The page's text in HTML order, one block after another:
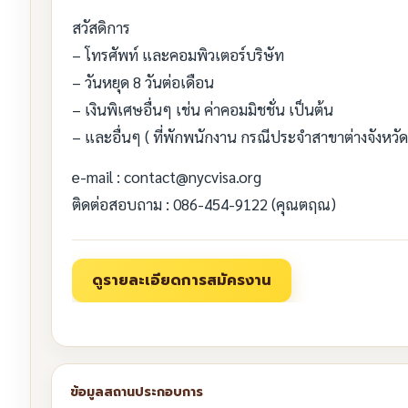
สวัสดิการ
– โทรศัพท์ และคอมพิวเตอร์บริษัท
– วันหยุด 8 วันต่อเดือน
– เงินพิเศษอื่นๆ เช่น ค่าคอมมิชชั่น เป็นต้น
– และอื่นๆ ( ที่พักพนักงาน กรณีประจำสาขาต่างจังหวั
e-mail : contact@nycvisa.org
ติดต่อสอบถาม : 086-454-9122 (คุณตฤณ)